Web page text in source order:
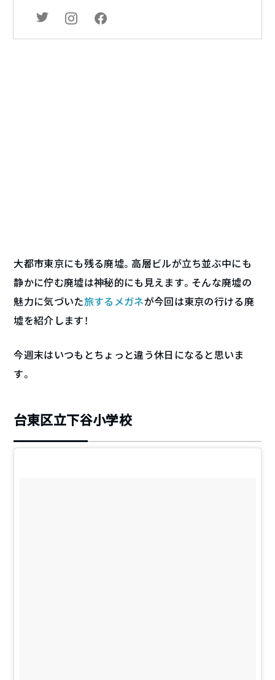
大都市東京にも残る廃墟。高層ビルが立ち並ぶ中にも
静かに佇む廃墟は神秘的にも見えます。そんな廃墟の
魅力に気づいた旅するメガネが今回は東京の行ける廃
墟を紹介します！
今週末はいつもとちょっと違う休日になると思いま
す。
台東区立下谷小学校